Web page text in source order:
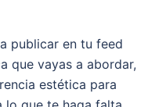
publicar en tu feed
que vayas a abordar,
estética para